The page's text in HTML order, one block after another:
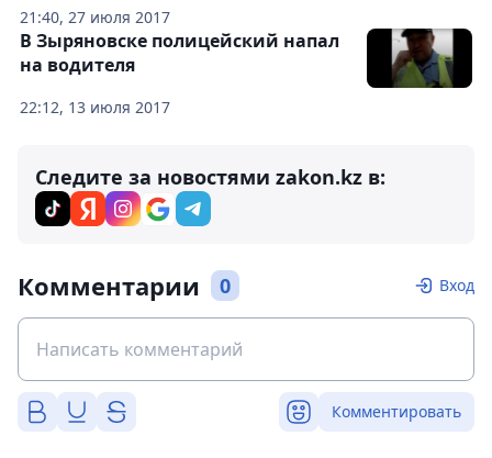
21:40, 27 июля 2017
22:12, 13 июля 2017
В Зыряновске полицейский напал
на водителя
Следите за новостями zakon.kz в:
Комментарии 0 Вход
Комментировать